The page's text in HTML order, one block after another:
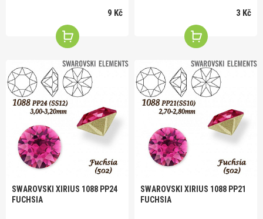
9 Kč 3 Kč
SWAROVSKI XIRIUS 1088 PP24
FUCHSIA
SWAROVSKI XIRIUS 1088 PP21
FUCHSIA